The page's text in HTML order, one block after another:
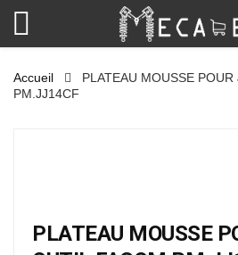
Accueil
PLATEAU MOUSSE
PM.JJ14CF
PLATEAU MOUSSE